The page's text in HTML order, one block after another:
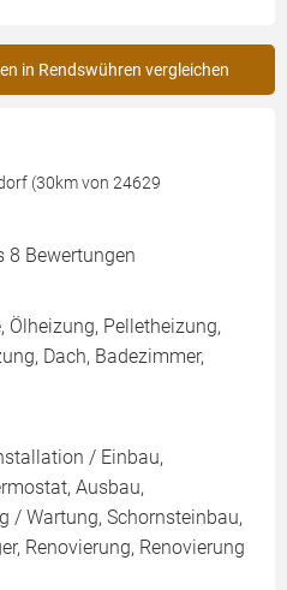
in Rendswühren vergleichen
(30km von 24629
8 Bewertungen
Ölheizung, Pelletheizung,
Dach, Badezimmer,
/ Einbau,
Ausbau,
/ Wartung, Schornsteinbau,
Renovierung, Renovierung